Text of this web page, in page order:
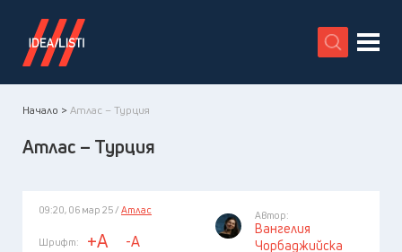
X
Начало >Атлас – Турция
Атлас – Турция
09:20, 06 мар 25 / Атлас
Шрифт: +A -A
Автор:
Вангелия
Чорбаджийска